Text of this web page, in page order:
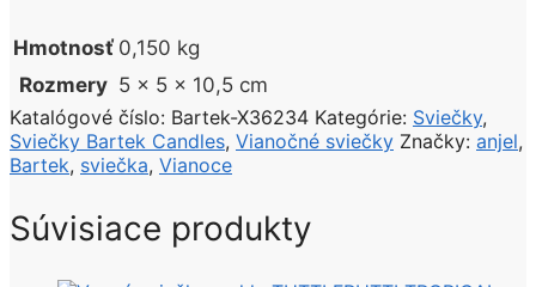
Hmotnosť 0,150 kg
Rozmery 5 × 5 × 10,5 cm
Katalógové číslo: Bartek-X36234 Kategórie: Sviečky,
Sviečky Bartek Candles, Vianočné sviečky Značky: anjel,
Bartek, sviečka, Vianoce
Súvisiace produkty